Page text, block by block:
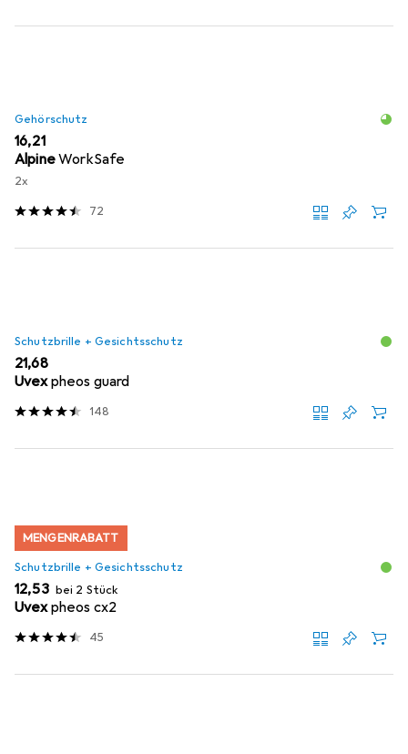
Gehörschutz
EUR
16,21
AlpineWorkSafe
2x
72
Schutzbrille + Gesichtsschutz
EUR
21,68
Uvexpheos guard
148
MENGENRABATT
Schutzbrille + Gesichtsschutz
EUR
12,53 bei 2 Stück
Uvexpheos cx2
45